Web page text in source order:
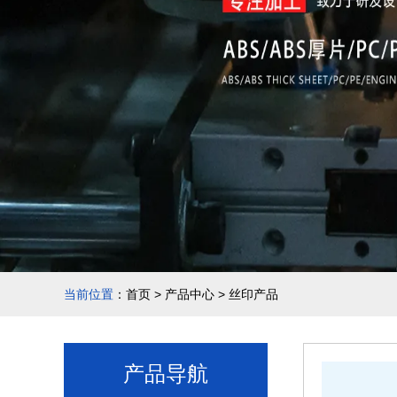
当前位置 ： 首页 > 产品中心 > 丝印产品
产品导航